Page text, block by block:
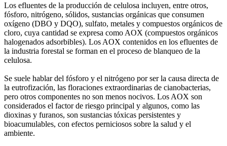
Los efluentes de la producción de celulosa incluyen, entre otros,
fósforo, nitrógeno, sólidos, sustancias orgánicas que consumen
oxígeno (DBO y DQO), sulfato, metales y compuestos orgánicos de
cloro, cuya cantidad se expresa como AOX (compuestos orgánicos
halogenados adsorbibles). Los AOX contenidos en los efluentes de
la industria forestal se forman en el proceso de blanqueo de la
celulosa.
Se suele hablar del fósforo y el nitrógeno por ser la causa directa de
la eutrofización, las floraciones extraordinarias de cianobacterias,
pero otros componentes no son menos nocivos. Los AOX son
considerados el factor de riesgo principal y algunos, como las
dioxinas y furanos, son sustancias tóxicas persistentes y
bioacumulables, con efectos perniciosos sobre la salud y el
ambiente.